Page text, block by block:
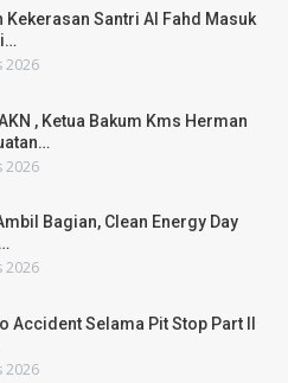
Kekerasan Santri Al Fahd Masuk
2026
, Ketua Bakum Kms Herman
2026
Bagian, Clean Energy Day
2026
Accident Selama Pit Stop Part II
2026